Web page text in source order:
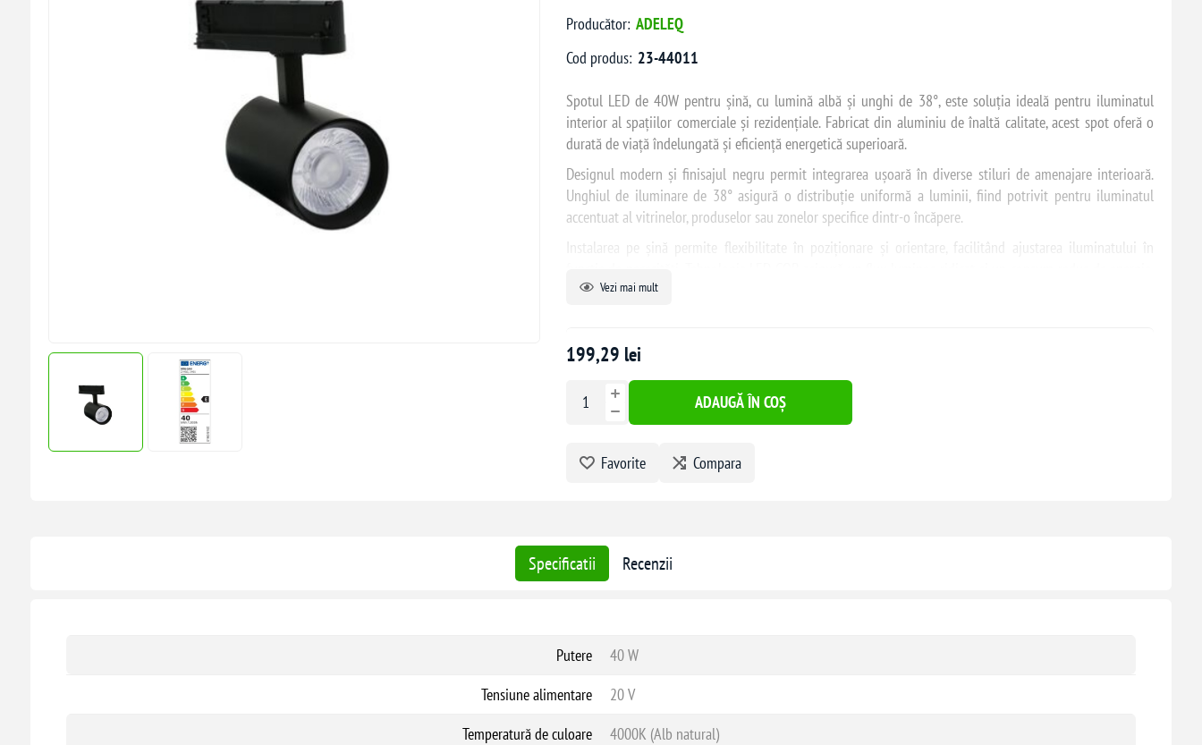
Producător: ADELEQ
Cod produs: 23-44011
Spotul LED de 40W pentru șină, cu lumină albă și unghi de 38°, este soluția ideală pentru iluminatul
interior al spațiilor comerciale și rezidențiale. Fabricat din aluminiu de înaltă calitate, acest spot oferă o
durată de viață îndelungată și eficiență energetică superioară.
Designul modern și finisajul negru permit integrarea ușoară în diverse stiluri de amenajare interioară.
Unghiul de iluminare de 38° asigură o distribuție uniformă a luminii, fiind potrivit pentru iluminatul
accentuat al vitrinelor, produselor sau zonelor specifice dintr-o încăpere.
Instalarea pe șină permite flexibilitate în poziționare și orientare, facilitând ajustarea iluminatului în
contribuind la reducerea costurilor de operare.
Vezi mai mult
199,29 lei
ADAUGĂ ÎN COȘ
Favorite Compara
Specificatii Recenzii
Putere
40 W
Tensiune alimentare
20 V
Temperatură de culoare
4000K (Alb natural)